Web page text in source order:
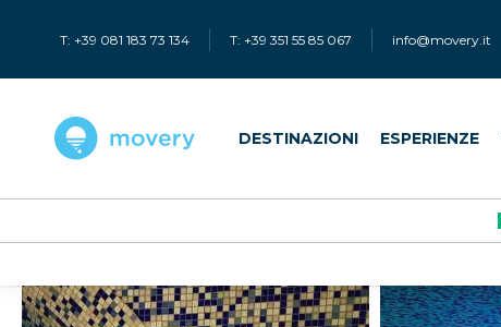
T: +39 081 183 73 134 T: +39 351 55 85 067 info@movery.it
DESTINAZIONI ESPERIENZE